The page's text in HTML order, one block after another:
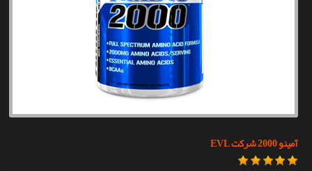
آمینو 2000 شرکت EVL